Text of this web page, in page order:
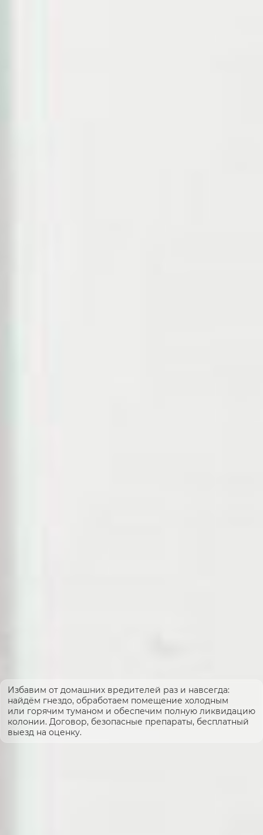
Избавим от домашних вредителей раз и навсегда:
найдём гнездо, обработаем помещение холодным
или горячим туманом и обеспечим полную ликвидацию
колонии. Договор, безопасные препараты, бесплатный
выезд на оценку.